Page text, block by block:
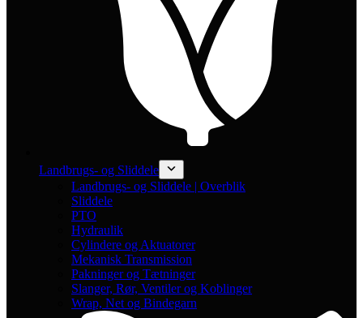
Landbrugs- og Sliddele
Landbrugs- og Sliddele | Overblik
Sliddele
PTO
Hydraulik
Cylindere og Aktuatorer
Mekanisk Transmission
Pakninger og Tætninger
Slanger, Rør, Ventiler og Koblinger
Wrap, Net og Bindegarn